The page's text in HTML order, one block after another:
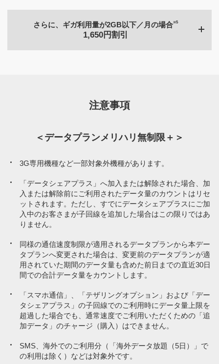
さらに、ギガ利用量が2GB以下／月の場合※5
1,650円割引
新みんな家族割
（3回線以上）
-1,210円／月
おうち割 光セット※3 -1,100円／月
PayPayカード割 -187円／月
注意事項
＜データプランメリハリ無制限＋＞
3G専用機種など一部対象外機種があります。
「データシェアプラス」へ加入または解除された場合、加
入または解除前にご利用されたデータ量のカウントはリセ
ットされます。ただし、すでにデータシェアプラスにご加
入中のお客さまが子回線を追加した場合はこの限りではあ
りません。
同様の通信速度制限が適用されるデータプランから本デー
タプランへ変更された場合は、変更前のデータプランが適
用されていた期間のデータ量も含めた前日までの直近30日
間での合計データ量をカウントします。
「スマホ通信」、「テザリングオプション」および「デー
タシェアプラス」の子回線でのご利用時にデータ量上限を
超過した場合でも、通常速度でご利用いただくための「追
加データ」のチャージ（購入）はできません。
SMS、海外でのご利用分（「海外データ放題（5日）」で
の利用は除く）などは対象外です。